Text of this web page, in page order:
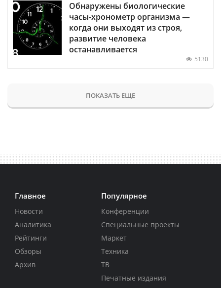
Обнаружены биологические
часы-хронометр организма —
когда они выходят из строя,
развитие человека
останавливается
5130
ПОКАЗАТЬ ЕЩЕ
Главное
Новости
Аналитика
Рейтинги
Обзоры
Архив
Популярное
Конференции
Специальные проекты
Маркет
Техника
ТВ
Печатные издания